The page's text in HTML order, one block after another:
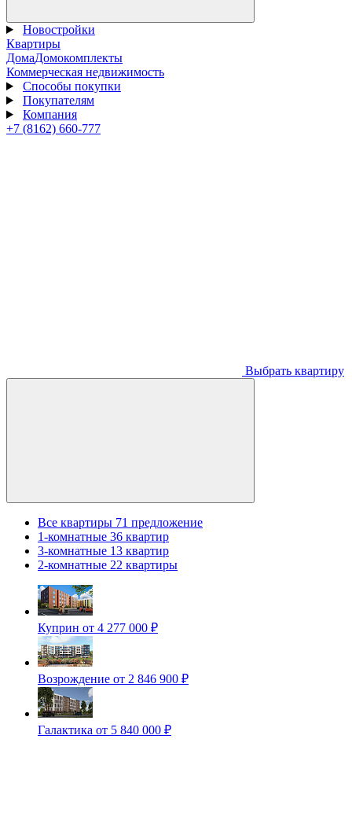
Новостройки
Квартиры
ДомаДомокомплекты
Коммерческая недвижимость
Способы покупки
Покупателям
Компания
+7 (8162) 660-777
Выбрать квартиру
Все квартиры 71 предложение
1-комнатные 36 квартир
3-комнатные 13 квартир
2-комнатные 22 квартиры
Куприн от 4 277 000 ₽
Возрождение от 2 846 900 ₽
Галактика от 5 840 000 ₽